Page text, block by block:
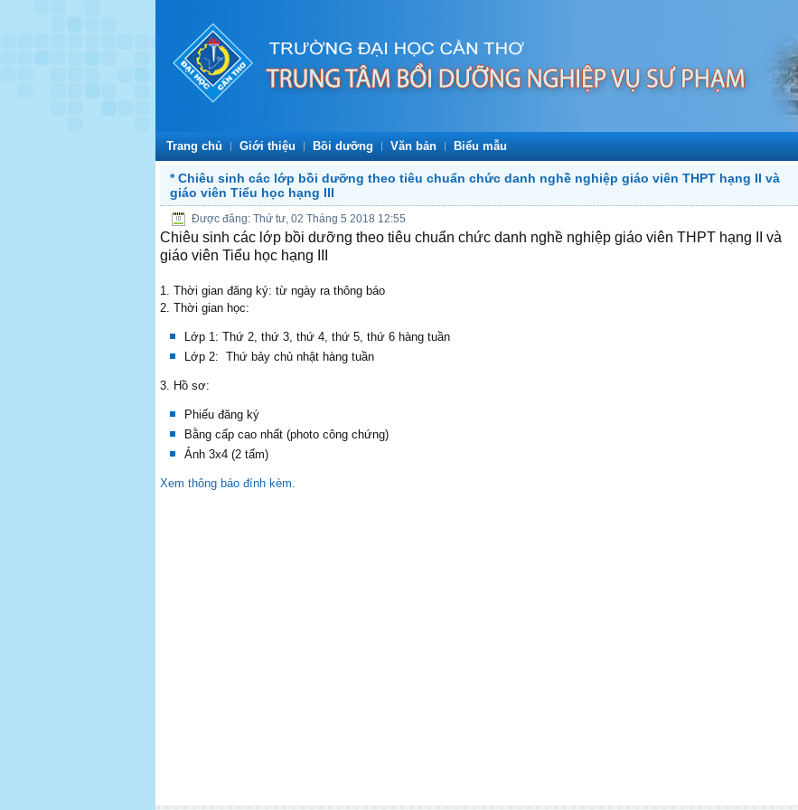
Trang chủ Giới thiệu Bồi dưỡng Văn bản Biểu mẫu
* Chiêu sinh các lớp bồi dưỡng theo tiêu chuẩn chức danh nghề nghiệp giáo viên THPT hạng II và
giáo viên Tiểu học hạng III
Được đăng: Thứ tư, 02 Tháng 5 2018 12:55
Chiêu sinh các lớp bồi dưỡng theo tiêu chuẩn chức danh nghề nghiệp giáo viên THPT hạng II và
giáo viên Tiểu học hạng III
1. Thời gian đăng ký: từ ngày ra thông báo
2. Thời gian học:
Lớp 1: Thứ 2, thứ 3, thứ 4, thứ 5, thứ 6 hàng tuần
Lớp 2: Thứ bảy chủ nhật hàng tuần
3. Hồ sơ:
Phiếu đăng ký
Bằng cấp cao nhất (photo công chứng)
Ảnh 3x4 (2 tấm)
Xem thông báo đính kèm.